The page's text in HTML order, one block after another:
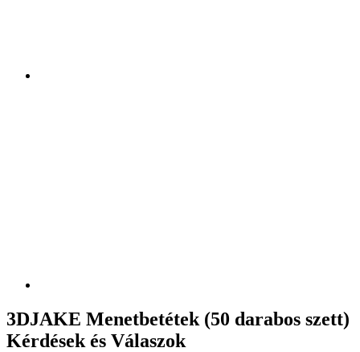
3DJAKE Menetbetétek (50 darabos szett)
Kérdések és Válaszok